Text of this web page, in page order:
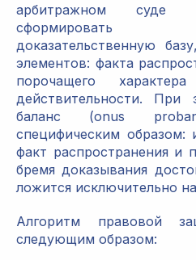
арбитражном суде
сформировать
доказательственную
элементов: факта
порочащего
действительности. При
баланс (onus
специфическим образом:
факт распространения и
бремя доказывания
ложится исключительно
Алгоритм правовой
следующим образом: